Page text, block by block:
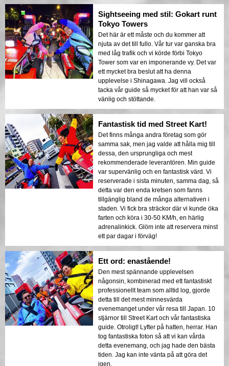
Sightseeing med stil: Gokart runt
Tokyo Towers
Det här är ett måste och du kommer att
njuta av det till fullo. Vår tur var ganska bra
med låg trafik och vi körde förbi Tokyo
Tower som var en imponerande vy. Det var
ett mycket bra beslut att ha denna
upplevelse i Shinagawa. Jag vill också
tacka vår guide så mycket för att han var så
vänlig och stöttande.
Fantastisk tid med Street Kart!
Det finns många andra företag som gör
samma sak, men jag valde att hålla mig till
dessa, den ursprungliga och mest
rekommenderade leverantören. Min guide
var supervänlig och en fantastisk värd. Vi
reserverade i sista minuten, samma dag, så
detta var den enda kretsen som fanns
tillgänglig bland de många alternativen i
staden. Vi fick bra sträckor där vi kunde öka
farten och köra i 30-50 KM/h, en härlig
adrenalinkick. Glöm inte att reservera minst
ett par dagar i förväg!
Ett ord: enastående!
Den mest spännande upplevelsen
någonsin, kombinerad med ett fantastiskt
professionellt team som alltid log, gjorde
detta till det mest minnesvärda
evenemanget under vår resa till Japan. 10
stjärnor till Street Kart och vår fantastiska
guide. Otroligt! Lyfter på hatten, herrar. Han
tog fantastiska foton så att vi kan vårda
detta evenemang, och jag hade den bästa
tiden. Jag kan inte vänta på att göra det
igen.